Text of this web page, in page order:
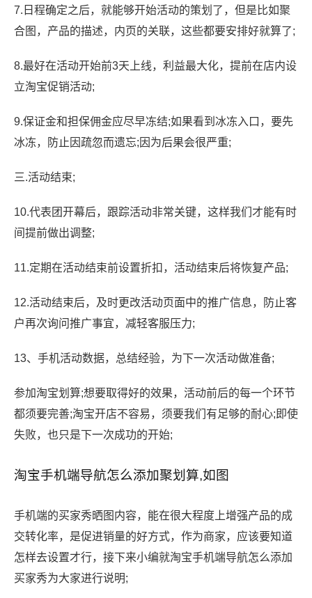
7.日程确定之后，就能够开始活动的策划了，但是比如聚
合图，产品的描述，内页的关联，这些都要安排好就算了;
8.最好在活动开始前3天上线，利益最大化，提前在店内设
立淘宝促销活动;
9.保证金和担保佣金应尽早冻结;如果看到冰冻入口，要先
冰冻，防止因疏忽而遗忘;因为后果会很严重;
三.活动结束;
10.代表团开幕后，跟踪活动非常关键，这样我们才能有时
间提前做出调整;
11.定期在活动结束前设置折扣，活动结束后将恢复产品;
12.活动结束后，及时更改活动页面中的推广信息，防止客
户再次询问推广事宜，减轻客服压力;
13、手机活动数据，总结经验，为下一次活动做准备;
参加淘宝划算;想要取得好的效果，活动前后的每一个环节
都须要完善;淘宝开店不容易，须要我们有足够的耐心;即使
失败，也只是下一次成功的开始;
淘宝手机端导航怎么添加聚划算,如图
手机端的买家秀晒图内容，能在很大程度上增强产品的成
交转化率，是促进销量的好方式，作为商家，应该要知道
怎样去设置才行，接下来小编就淘宝手机端导航怎么添加
买家秀为大家进行说明;